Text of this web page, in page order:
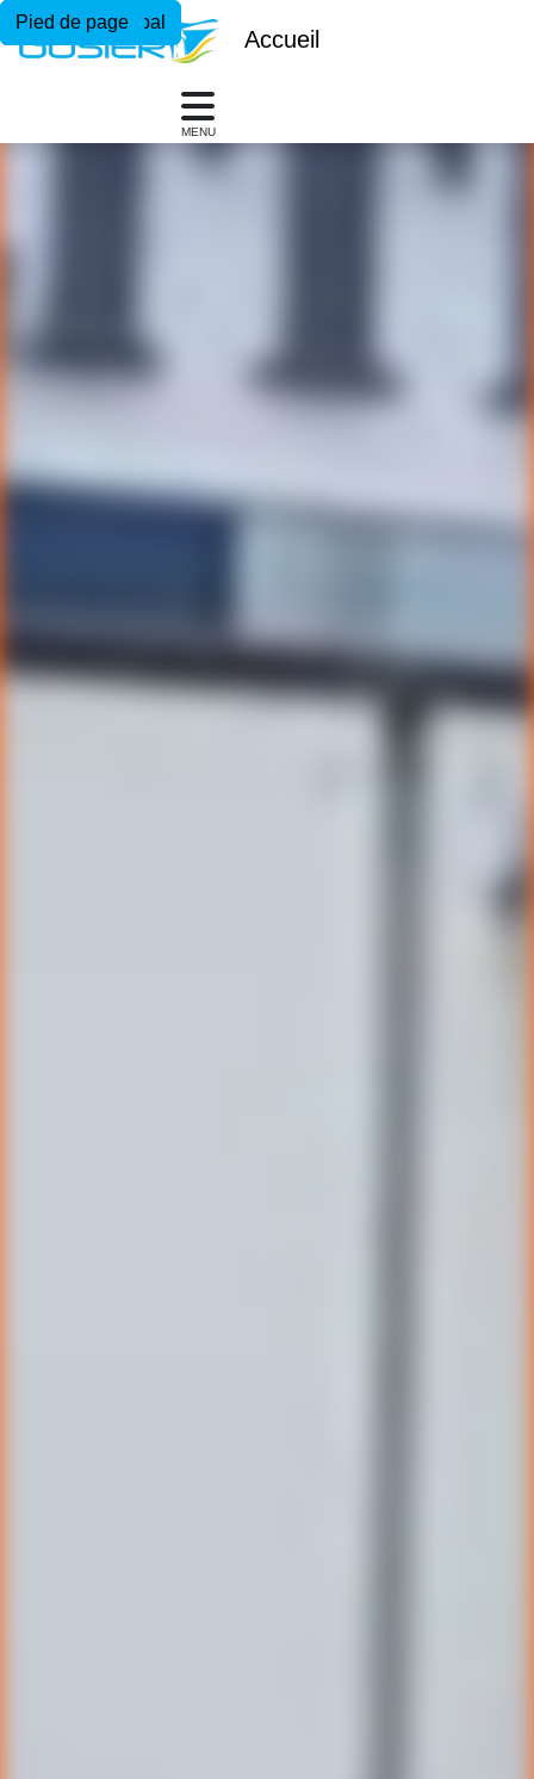
Menu principal
Contenu principal
Pied de page
Accueil
MENU